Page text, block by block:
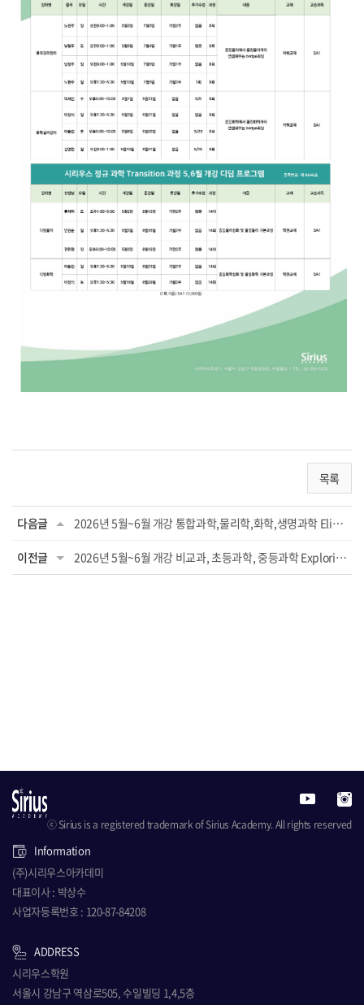
목록
다음글 2026년 5월~6월 개강 통합과학,물리학,화학,생명과학 Elite 프로그램
이전글 2026년 5월~6월 개강 비교과, 초등과학, 중등과학 Exploring 프로그램
ⓒ Sirius is a registered trademark of Sirius Academy. All rights reserved
Information
(주)시리우스아카데미
대표이사 : 박상수
사업자등록번호 : 120-87-84208
ADDRESS
시리우스학원
서울시 강남구 역삼로505, 수일빌딩 1,4,5층